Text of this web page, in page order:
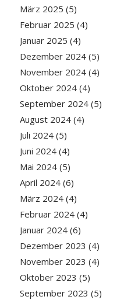
März 2025 (5)
Februar 2025 (4)
Januar 2025 (4)
Dezember 2024(5)
November 2024(4)
Oktober 2024(4)
September 2024(5)
August 2024(4)
Juli 2024(5)
Juni 2024(4)
Mai 2024(5)
April 2024(6)
März 2024(4)
Februar 2024(4)
Januar 2024(6)
Dezember 2023 (4)
November 2023 (4)
Oktober 2023 (5)
September 2023 (5)